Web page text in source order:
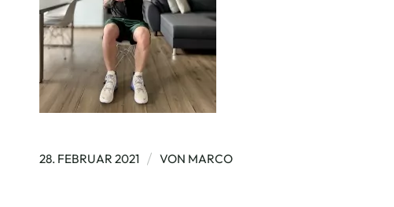
28. FEBRUAR 2021 / VON MARCO